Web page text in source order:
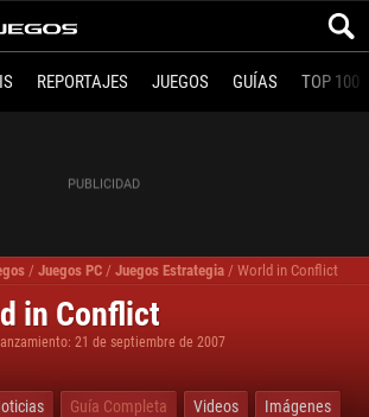
REPORTAJES JUEGOS GUÍAS TOP 100
/ Juegos PC / Juegos Estrategia / World in Conflict
in Conflict
21 de septiembre de 2007
Guía Completa Videos
Imágenes